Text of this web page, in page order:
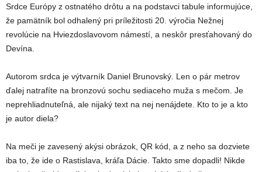
Srdce Európy z ostnatého drôtu a na podstavci tabule informujúce,
že pamätník bol odhalený pri príležitosti 20. výročia Nežnej
revolúcie na Hviezdoslavovom námestí, a neskôr presťahovaný do
Devína.
Autorom srdca je výtvarník Daniel Brunovský. Len o pár metrov
ďalej natrafíte na bronzovú sochu sediaceho muža s mečom. Je
neprehliadnuteľná, ale nijaký text na nej nenájdete. Kto to je a kto
je autor diela?
Na meči je zavesený akýsi obrázok, QR kód, a z neho sa dozviete
iba to, že ide o Rastislava, kráľa Dácie. Takto sme dopadli! Nikde